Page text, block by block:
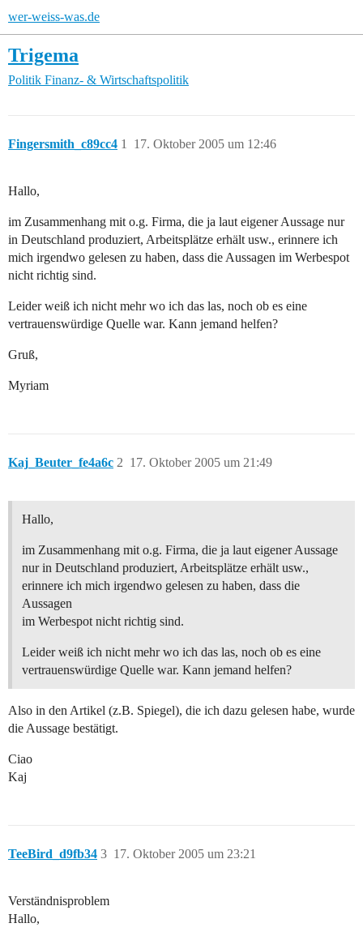
wer-weiss-was.de
Trigema
Politik Finanz- & Wirtschaftspolitik
Fingersmith_c89cc4 17. Oktober 2005 um 12:46
1
Hallo,
im Zusammenhang mit o.g. Firma, die ja laut eigener Aussage nur
in Deutschland produziert, Arbeitsplätze erhält usw., erinnere ich
mich irgendwo gelesen zu haben, dass die Aussagen im Werbespot
nicht richtig sind.
Leider weiß ich nicht mehr wo ich das las, noch ob es eine
vertrauenswürdige Quelle war. Kann jemand helfen?
Gruß,
Myriam
Kaj_Beuter_fe4a6c 17. Oktober 2005 um 21:49
2
Hallo,
im Zusammenhang mit o.g. Firma, die ja laut eigener Aussage
nur in Deutschland produziert, Arbeitsplätze erhält usw.,
erinnere ich mich irgendwo gelesen zu haben, dass die
Aussagen
im Werbespot nicht richtig sind.
Leider weiß ich nicht mehr wo ich das las, noch ob es eine
vertrauenswürdige Quelle war. Kann jemand helfen?
Also in den Artikel (z.B. Spiegel), die ich dazu gelesen habe, wurde
die Aussage bestätigt.
Ciao
Kaj
TeeBird_d9fb34 17. Oktober 2005 um 23:21
3
Verständnisproblem
Hallo,